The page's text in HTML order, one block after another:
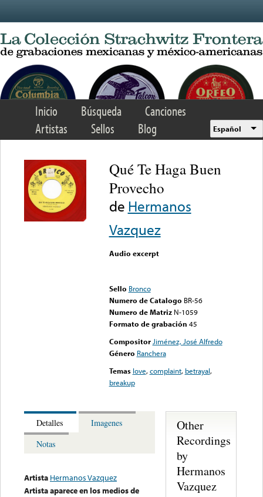
Inicio Búsqueda
Canciones
Artistas
Sellos Blog Español
Qué Te Haga Buen
Provecho
de Hermanos
Vazquez
Audio excerpt
Sello Bronco
Numero de Catalogo BR-56
Numero de Matriz N-1059
Formato de grabación 45
Compositor Jiménez, José Alfredo
Género Ranchera
Temas love,complaint, betrayal,
breakup
Detalles
Imagenes
Notas
Artista Hermanos Vazquez
Artista aparece en los medios de
Other
Recordings
by
Hermanos
Vazquez